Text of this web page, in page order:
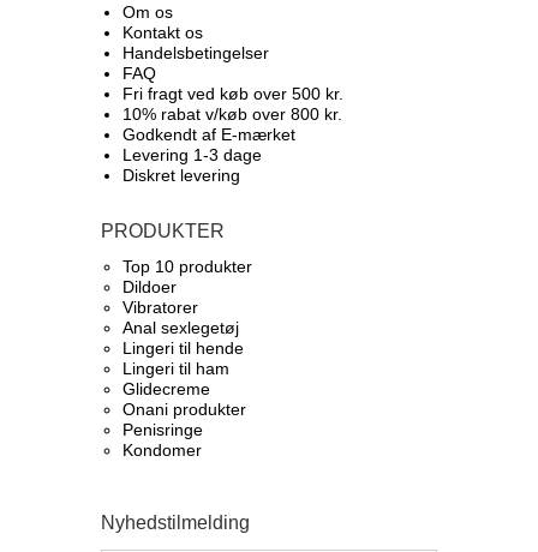
Om os
Kontakt os
Handelsbetingelser
FAQ
Fri fragt ved køb over 500 kr.
10% rabat v/køb over 800 kr.
Godkendt af E-mærket
Levering 1-3 dage
Diskret levering
PRODUKTER
Top 10 produkter​
Dildoer
Vibratorer
Anal sexlegetøj
Lingeri til hende
Lingeri til ham
Glidecreme
Onani produkter
Penisringe
Kondomer
Nyhedstilmelding